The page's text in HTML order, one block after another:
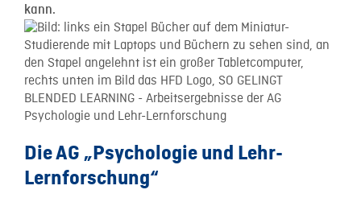
kann.
Die AG „Psychologie und Lehr-
Lernforschung“